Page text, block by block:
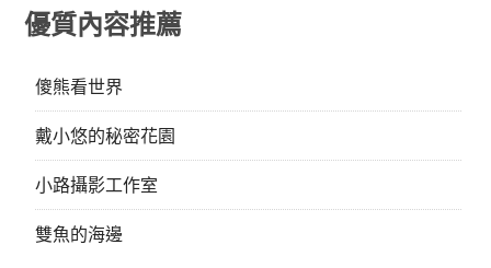
優質內容推薦
傻熊看世界
戴小悠的秘密花園
小路攝影工作室
雙魚的海邊